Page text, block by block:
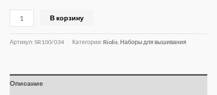
В корзину
Артикул: SR100/034 Категории: Riolis Наборы для вышивания
Описание